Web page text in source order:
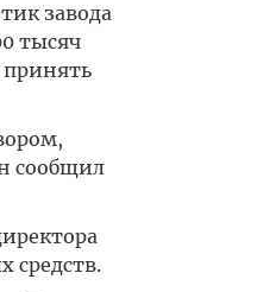
завода
тысяч
принять
сообщил
средств.